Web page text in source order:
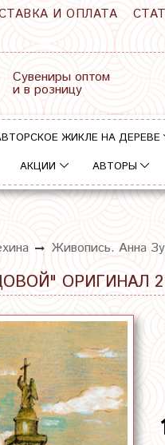
И ОПЛАТА
Сувениры оптом
и в розницу
ЖИКЛЕ НА ДЕРЕВЕ
АКЦИИ АВТОРЫ
Живопись. Анна
ОРИГИНАЛ